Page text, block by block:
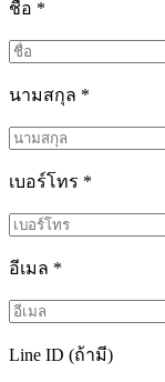
ชื่อ *
นามสกุล *
เบอร์โทร *
อีเมล *
Line ID (ถ้ามี)